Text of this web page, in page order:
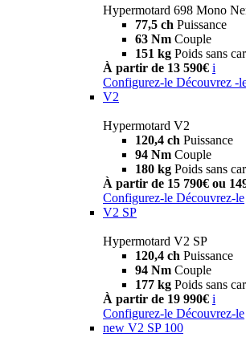
Hypermotard 698 Mono
77,5 ch Puissance
63 Nm Couple
151 kg Poids sans
À partir de 13 590€ i
Configurez-le Découvrez -
V2
Hypermotard V2
120,4 ch Puissance
94 Nm Couple
180 kg Poids sans
À partir de 15 790€ ou
Configurez-le Découvrez-le
V2 SP
Hypermotard V2 SP
120,4 ch Puissance
94 Nm Couple
177 kg Poids sans
À partir de 19 990€ i
Configurez-le Découvrez-le
new V2 SP 100